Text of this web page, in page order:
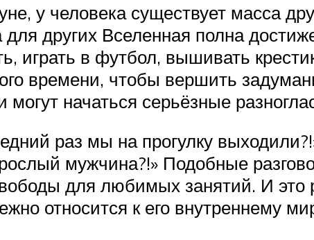
у человека существует масса
других Вселенная полна
играть в футбол, вышивать
времени, чтобы вершить
начаться серьёзные
раз мы на прогулку
мужчина?!» Подобные
для любимых занятий. И это
относится к его внутреннему